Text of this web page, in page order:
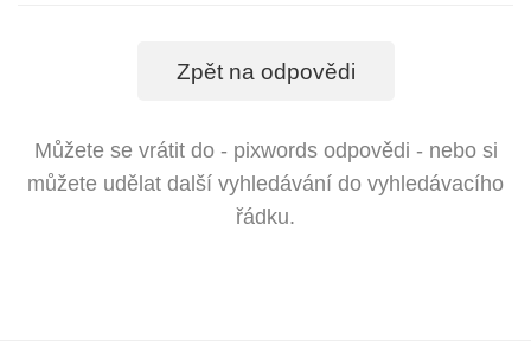
Zpět na odpovědi
Můžete se vrátit do - pixwords odpovědi - nebo si
můžete udělat další vyhledávání do vyhledávacího
řádku.